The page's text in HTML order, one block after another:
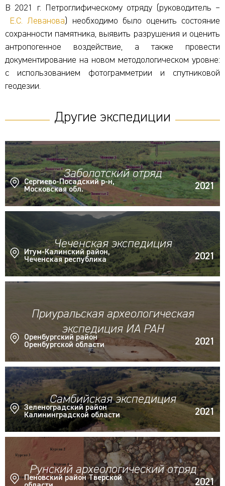
В 2021 г. Петроглифическому отряду (руководитель –
Е.С. Леванова) необходимо было оценить состояние
сохранности памятника, выявить разрушения и оценить
антропогенное воздействие, а также провести
документирование на новом методологическом уровне:
с использованием фотограмметрии и спутниковой
геодезии.
Другие экспедиции
Заболотский отряд
Сергиево-Посадский р-н,
Московская обл.
2021
Чеченская экспедиция
Итум-Калинский район,
Чеченская республика
2021
Приуральская археологическая
экспедиция ИА РАН
Оренбургский район
Оренбургской области
2021
Самбийская экспедиция
Зеленоградский район
Калининградской области
2021
Рунский археологический отряд
Пеновский район Тверской
2021